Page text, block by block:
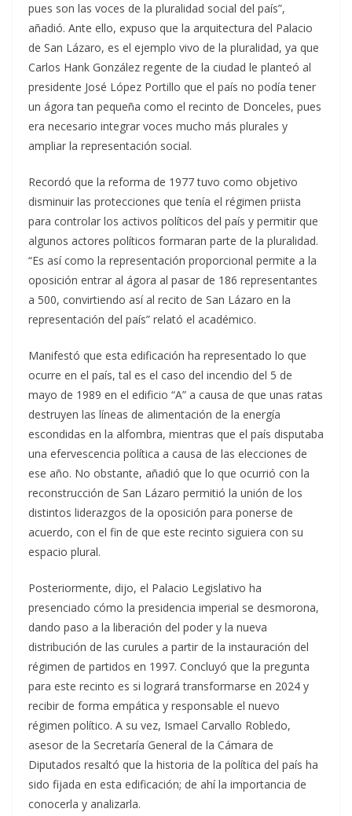
pues son las voces de la pluralidad social del país”,
añadió. Ante ello, expuso que la arquitectura del Palacio
de San Lázaro, es el ejemplo vivo de la pluralidad, ya que
Carlos Hank González regente de la ciudad le planteó al
presidente José López Portillo que el país no podía tener
un ágora tan pequeña como el recinto de Donceles, pues
era necesario integrar voces mucho más plurales y
ampliar la representación social.
Recordó que la reforma de 1977 tuvo como objetivo
disminuir las protecciones que tenía el régimen priista
para controlar los activos políticos del país y permitir que
algunos actores políticos formaran parte de la pluralidad.
“Es así como la representación proporcional permite a la
oposición entrar al ágora al pasar de 186 representantes
a 500, convirtiendo así al recito de San Lázaro en la
representación del país” relató el académico.
Manifestó que esta edificación ha representado lo que
ocurre en el país, tal es el caso del incendio del 5 de
mayo de 1989 en el edificio “A” a causa de que unas ratas
destruyen las líneas de alimentación de la energía
escondidas en la alfombra, mientras que el país disputaba
una efervescencia política a causa de las elecciones de
ese año. No obstante, añadió que lo que ocurrió con la
reconstrucción de San Lázaro permitió la unión de los
distintos liderazgos de la oposición para ponerse de
acuerdo, con el fin de que este recinto siguiera con su
espacio plural.
Posteriormente, dijo, el Palacio Legislativo ha
presenciado cómo la presidencia imperial se desmorona,
dando paso a la liberación del poder y la nueva
distribución de las curules a partir de la instauración del
régimen de partidos en 1997. Concluyó que la pregunta
para este recinto es si logrará transformarse en 2024 y
recibir de forma empática y responsable el nuevo
régimen político. A su vez, Ismael Carvallo Robledo,
asesor de la Secretaría General de la Cámara de
Diputados resaltó que la historia de la política del país ha
sido fijada en esta edificación; de ahí la importancia de
conocerla y analizarla.